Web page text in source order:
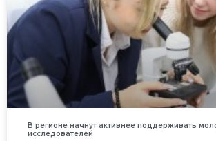
В регионе начнут активнее поддерживать
исследователей